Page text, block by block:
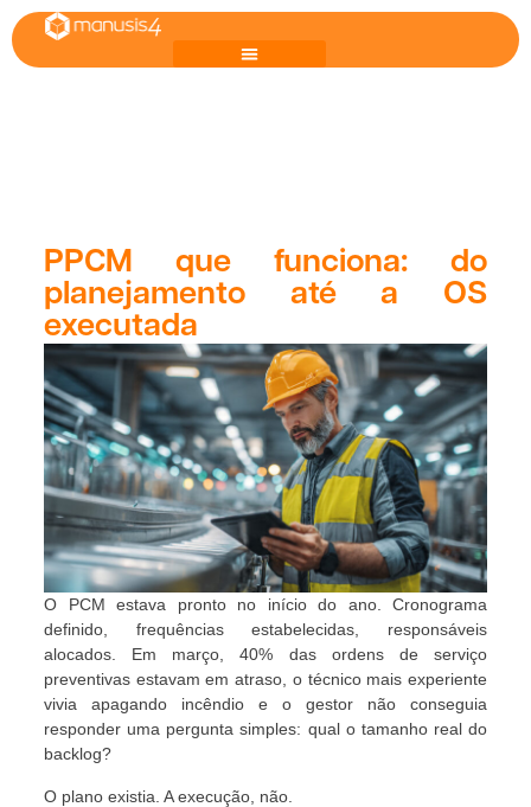
PPCM que funciona: do
planejamento até a OS
executada
O PCM estava pronto no início do ano. Cronograma
definido, frequências estabelecidas, responsáveis
alocados. Em março, 40% das ordens de serviço
preventivas estavam em atraso, o técnico mais experiente
vivia apagando incêndio e o gestor não conseguia
responder uma pergunta simples: qual o tamanho real do
backlog?
O plano existia. A execução, não.